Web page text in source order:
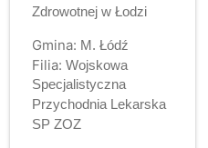
Zdrowotnej w Łodzi
Gmina: M. Łódź
Filia: Wojskowa
Specjalistyczna
Przychodnia Lekarska
SP ZOZ